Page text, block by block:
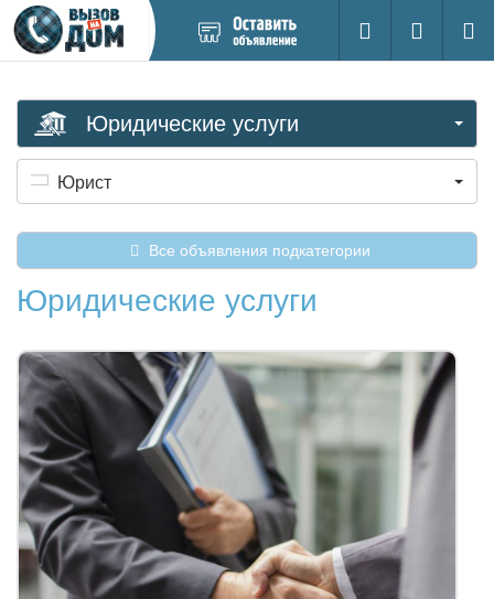
новое
Поиск
Вход на
Юридические услуги
Юрист
Все объявления подкатегории
Юридические услуги